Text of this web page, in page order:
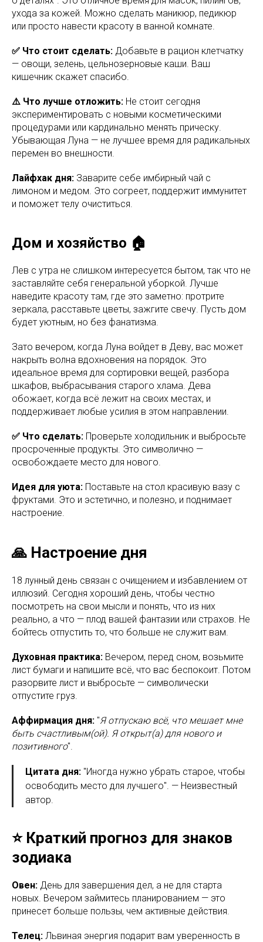
ухода за кожей. Можно сделать маникюр, педикюр
или просто навести красоту в ванной комнате.
✅ Что стоит сделать: Добавьте в рацион клетчатку
— овощи, зелень, цельнозерновые каши. Ваш
кишечник скажет спасибо.
⚠️ Что лучше отложить: Не стоит сегодня
экспериментировать с новыми косметическими
процедурами или кардинально менять прическу.
Убывающая Луна — не лучшее время для радикальных
перемен во внешности.
Лайфхак дня: Заварите себе имбирный чай с
лимоном и медом. Это согреет, поддержит иммунитет
и поможет телу очиститься.
Дом и хозяйство 🏠
Лев с утра не слишком интересуется бытом, так что не
заставляйте себя генеральной уборкой. Лучше
наведите красоту там, где это заметно: протрите
зеркала, расставьте цветы, зажгите свечу. Пусть дом
будет уютным, но без фанатизма.
Зато вечером, когда Луна войдет в Деву, вас может
накрыть волна вдохновения на порядок. Это
идеальное время для сортировки вещей, разбора
шкафов, выбрасывания старого хлама. Дева
обожает, когда всё лежит на своих местах, и
поддерживает любые усилия в этом направлении.
✅ Что сделать: Проверьте холодильник и выбросьте
просроченные продукты. Это символично —
освобождаете место для нового.
Идея для уюта: Поставьте на стол красивую вазу с
фруктами. Это и эстетично, и полезно, и поднимает
настроение.
🙏 Настроение дня
18 лунный день связан с очищением и избавлением от
иллюзий. Сегодня хороший день, чтобы честно
посмотреть на свои мысли и понять, что из них
реально, а что — плод вашей фантазии или страхов. Не
бойтесь отпустить то, что больше не служит вам.
Духовная практика: Вечером, перед сном, возьмите
лист бумаги и напишите всё, что вас беспокоит. Потом
разорвите лист и выбросьте — символически
отпустите груз.
Аффирмация дня: "Я отпускаю всё, что мешает мне
быть счастливым(ой). Я открыт(а) для нового и
позитивного".
Цитата дня: "Иногда нужно убрать старое, чтобы
освободить место для лучшего". — Неизвестный
автор.
⭐ Краткий прогноз для знаков
зодиака
Овен: День для завершения дел, а не для старта
новых. Вечером займитесь планированием — это
принесет больше пользы, чем активные действия.
Телец: Львиная энергия подарит вам уверенность в